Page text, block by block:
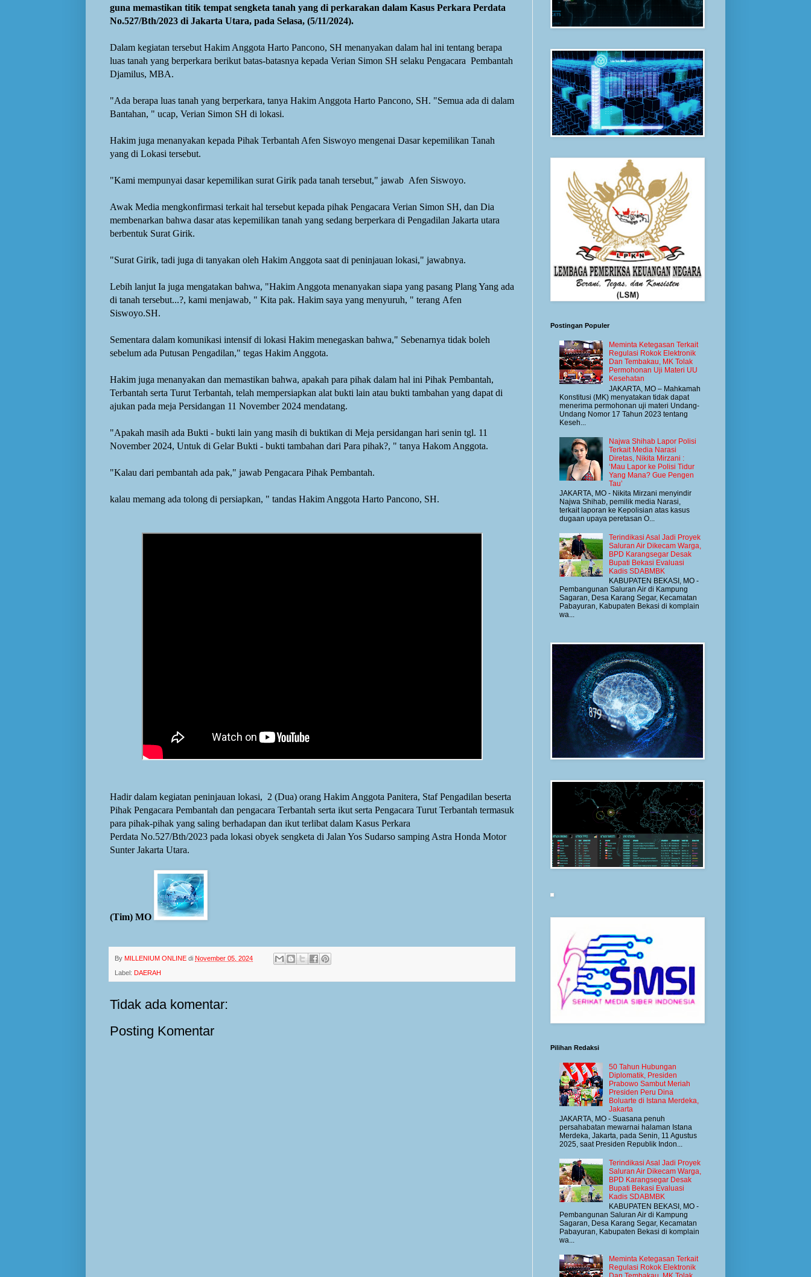
guna memastikan titik tempat sengketa tanah yang di perkarakan dalam Kasus Perkara Perdata
No.527/Bth/2023 di Jakarta Utara, pada Selasa, (5/11/2024).
Dalam kegiatan tersebut Hakim Anggota Harto Pancono, SH menanyakan dalam hal ini tentang berapa
luas tanah yang berperkara berikut batas-batasnya kepada Verian Simon SH selaku Pengacara Pembantah
Djamilus, MBA.
"Ada berapa luas tanah yang berperkara, tanya Hakim Anggota Harto Pancono, SH. "Semua ada di dalam
Bantahan, " ucap, Verian Simon SH di lokasi.
Hakim juga menanyakan kepada Pihak Terbantah Afen Siswoyo mengenai Dasar kepemilikan Tanah
yang di Lokasi tersebut.
"Kami mempunyai dasarkepemilikan surat Girik pada tanah tersebut," jawab Afen Siswoyo.
Awak Media mengkonfirmasi terkait hal tersebut kepada pihak Pengacara Verian Simon SH, dan Dia
membenarkan bahwa dasar atas kepemilikan tanah yang sedang berperkara di Pengadilan Jakarta utara
berbentuk Surat Girik.
"Surat Girik, tadi juga di tanyakan oleh Hakim Anggota saat di peninjauan lokasi," jawabnya.
Lebih lanjut Ia juga mengatakan bahwa, "Hakim Anggota menanyakan siapa yang pasang Plang Yang ada
di tanah tersebut...?, kami menjawab, " Kita pak. Hakim saya yang menyuruh, " terang Afen
Siswoyo.SH.
Sementara dalam komunikasi intensif di lokasi Hakim menegaskan bahwa," Sebenarnya tidak boleh
sebelum ada Putusan Pengadilan," tegas Hakim Anggota.
Hakim juga menanyakan dan memastikan bahwa, apakah para pihak dalam hal ini Pihak Pembantah,
Terbantah serta Turut Terbantah, telah mempersiapkan alat bukti lain atau bukti tambahan yang dapat di
ajukan pada meja Persidangan 11 November 2024 mendatang.
"Apakah masih ada Bukti - bukti lain yang masih di buktikan di Meja persidangan hari senin tgl. 11
November 2024, Untuk di Gelar Bukti - bukti tambahan dari Para pihak?, " tanya Hakom Anggota.
"Kalau dari pembantah ada pak," jawab Pengacara Pihak Pembantah.
kalau memang ada tolong di persiapkan, " tandas Hakim Anggota Harto Pancono, SH.
Hadir dalam kegiatan peninjauan lokasi, 2 (Dua) orang Hakim Anggota Panitera, Staf Pengadilan beserta
Pihak Pengacara Pembantah dan pengacara Terbantah serta ikut serta Pengacara Turut Terbantah termasuk
para pihak-pihak yang saling berhadapan dan ikut terlibat dalam Kasus Perkara
Perdata No.527/Bth/2023 pada lokasi obyek sengketa di Jalan Yos Sudarso samping Astra Honda Motor
Sunter Jakarta Utara.
(Tim) MO
By MILLENIUM ONLINE di November 05, 2024
Label: DAERAH
Tidak ada komentar:
Posting Komentar
Postingan Populer
Meminta Ketegasan Terkait
Regulasi Rokok Elektronik
Dan Tembakau, MK Tolak
Permohonan Uji Materi UU
Kesehatan
JAKARTA, MO – Mahkamah
Konstitusi (MK) menyatakan tidak dapat
menerima permohonan uji materi Undang-
Undang Nomor 17 Tahun 2023 tentang
Keseh...
Najwa Shihab Lapor Polisi
Terkait Media Narasi
Diretas, Nikita Mirzani :
‘Mau Lapor ke Polisi Tidur
Yang Mana? Gue Pengen
Tau’
JAKARTA, MO - Nikita Mirzani menyindir
Najwa Shihab, pemilik media Narasi,
terkait laporan ke Kepolisian atas kasus
dugaan upaya peretasan O...
Terindikasi Asal Jadi Proyek
Saluran Air Dikecam Warga,
BPD Karangsegar Desak
Bupati Bekasi Evaluasi
Kadis SDABMBK
KABUPATEN BEKASI, MO -
Pembangunan Saluran Air di Kampung
Sagaran, Desa Karang Segar, Kecamatan
Pabayuran, Kabupaten Bekasi di komplain
wa...
Pilihan Redaksi
50 Tahun Hubungan
Diplomatik, Presiden
Prabowo Sambut Meriah
Presiden Peru Dina
Boluarte di Istana Merdeka,
Jakarta
JAKARTA, MO - Suasana penuh
persahabatan mewarnai halaman Istana
Merdeka, Jakarta, pada Senin, 11 Agustus
2025, saat Presiden Republik Indon...
Terindikasi Asal Jadi Proyek
Saluran Air Dikecam Warga,
BPD Karangsegar Desak
Bupati Bekasi Evaluasi
Kadis SDABMBK
KABUPATEN BEKASI, MO -
Pembangunan Saluran Air di Kampung
Sagaran, Desa Karang Segar, Kecamatan
Pabayuran, Kabupaten Bekasi di komplain
wa...
Meminta Ketegasan Terkait
Regulasi Rokok Elektronik